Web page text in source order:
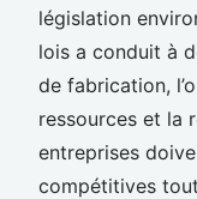
législation
lois a conduit à
de fabrication,
ressources et la
entreprises
compétitives